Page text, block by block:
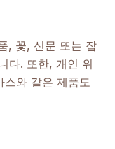
, 꽃, 신문 또는 잡
다. 또한, 개인 위
와 같은 제품도